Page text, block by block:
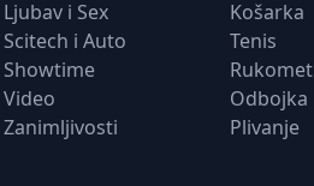
Ljubav i Sex
Scitech i Auto
Showtime
Video
Zanimljivosti
Košarka
Tenis
Rukomet
Odbojka
Plivanje